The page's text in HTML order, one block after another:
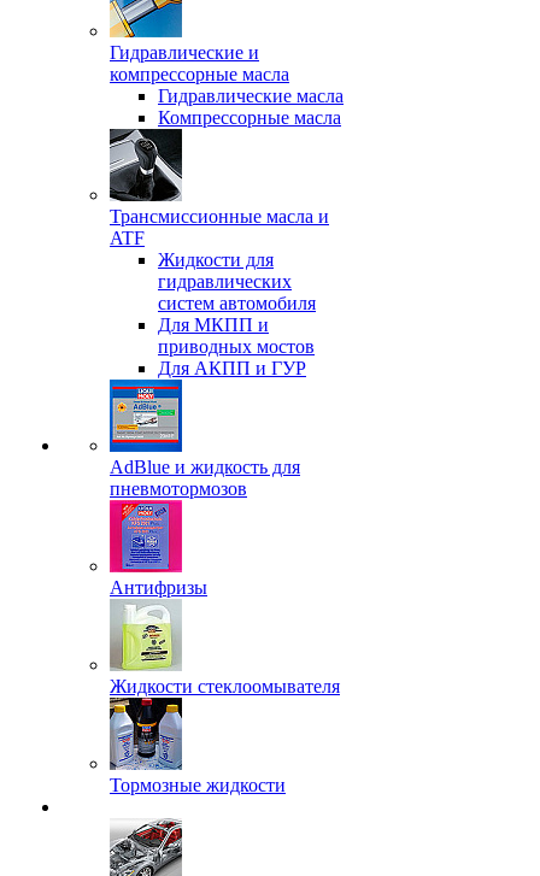
Гидравлические и
компрессорные масла
Гидравлические масла
Компрессорные масла
Трансмиссионные масла и
ATF
Жидкости для
гидравлических
систем автомобиля
Для МКПП и
приводных мостов
Для АКПП и ГУР
AdBlue и жидкость для
пневмотормозов
Антифризы
Жидкости стеклоомывателя
Тормозные жидкости